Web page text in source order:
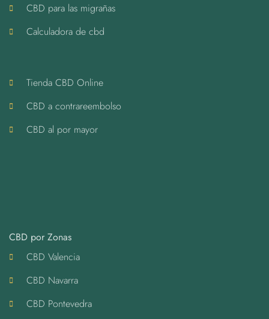
CBD para las migrañas
Calculadora de cbd
Tienda CBD Online
CBD a contrareembolso
CBD al por mayor
CBD Valencia
CBD Navarra
CBD Pontevedra